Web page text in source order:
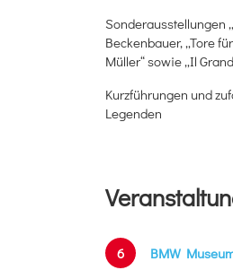
Sonderausstellungen
Beckenbauer, „Tore
Müller“ sowie „Il
Kurzführungen und
Legenden
6 BMW